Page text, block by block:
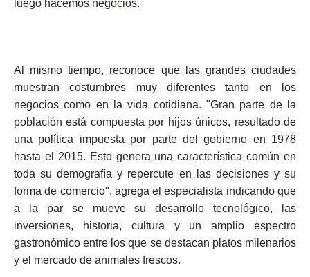
luego hacemos negocios.
Al mismo tiempo, reconoce que las grandes ciudades
muestran costumbres muy diferentes tanto en los
negocios como en la vida cotidiana. "Gran parte de la
población está compuesta por hijos únicos, resultado de
una política impuesta por parte del gobierno en 1978
hasta el 2015. Esto genera una característica común en
toda su demografía y repercute en las decisiones y su
forma de comercio", agrega el especialista indicando que
a la par se mueve su desarrollo tecnológico, las
inversiones, historia, cultura y un amplio espectro
gastronómico entre los que se destacan platos milenarios
y el mercado de animales frescos.